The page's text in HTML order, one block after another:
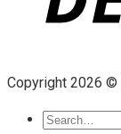
Copyright 2026 ©
Search